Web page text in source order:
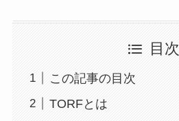
目次
この記事の目次
TORFとは